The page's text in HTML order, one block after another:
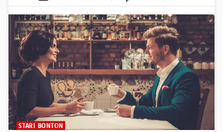
STARI BONTON